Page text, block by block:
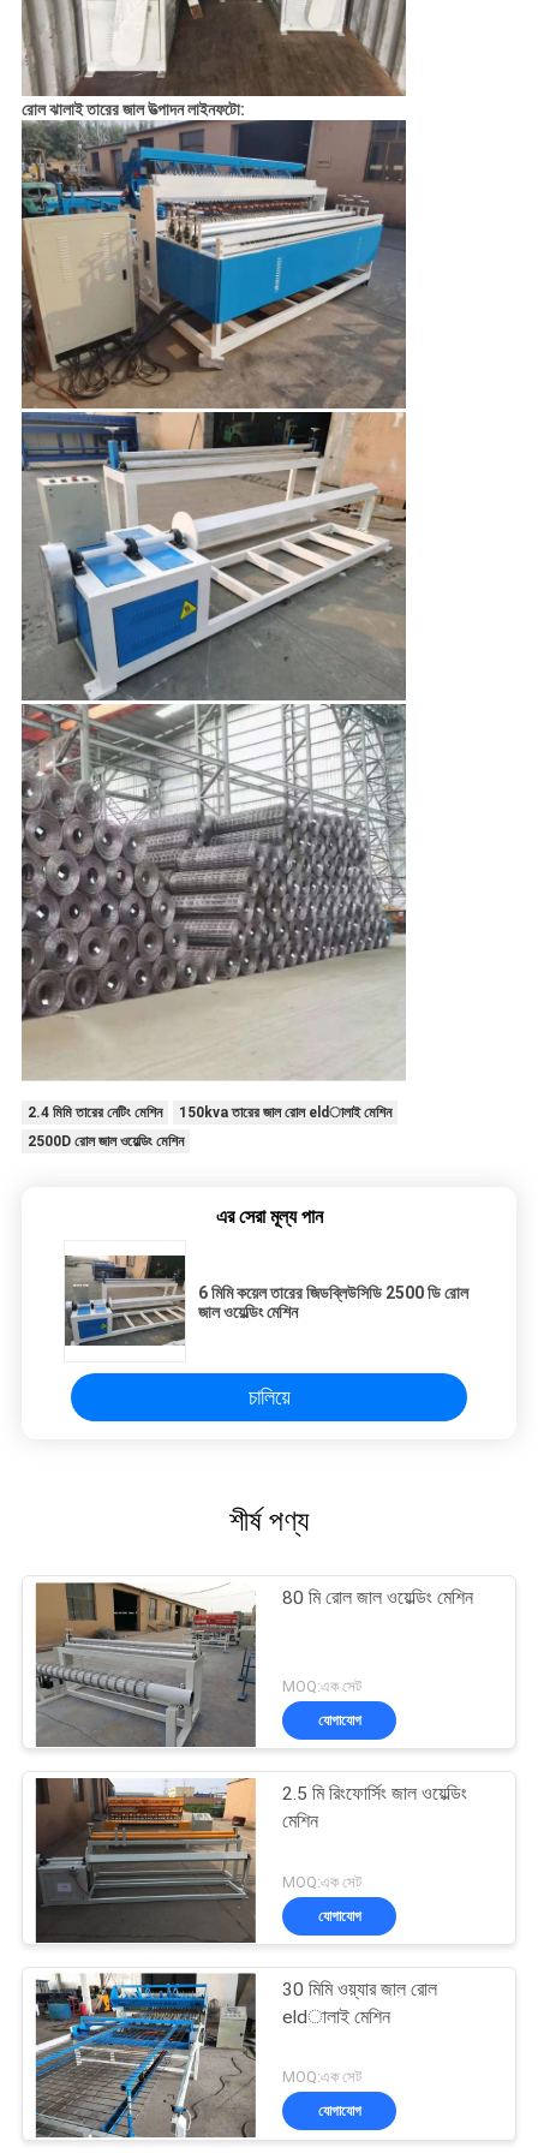
রোল ঝালাই তারের জাল উত্পাদন লাইনফটো:
2.4 মিমি তারের নেটিং মেশিন
150kva তারের জাল রোল eldালাই মেশিন
2500D রোল জাল ওয়েল্ডিং মেশিন
এর সেরা মূল্য পান
6 মিমি কয়েল তারের জিডব্লিউসিডি 2500 ডি রোল
জাল ওয়েল্ডিং মেশিন
চালিয়ে
শীর্ষ পণ্য
80 মি রোল জাল ওয়েল্ডিং মেশিন
MOQ:এক সেট
যোগাযোগ
2.5 মি রিংফোর্সিং জাল ওয়েল্ডিং
মেশিন
MOQ:এক সেট
যোগাযোগ
30 মিমি ওয়্যার জাল রোল
eldালাই মেশিন
MOQ:এক সেট
যোগাযোগ